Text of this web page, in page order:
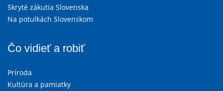
Skryté zákutia Slovenska
Na potulkách Slovenskom
Čo vidieť a robiť
Príroda
Kultúra a pamiatky